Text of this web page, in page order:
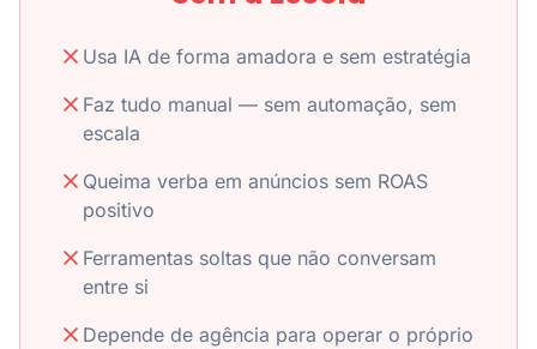
Usa IA de forma amadora e sem estratégia
Faz tudo manual — sem automação, sem
escala
Queima verba em anúncios sem ROAS
positivo
Ferramentas soltas que não conversam
entre si
Depende de agência para operar o próprio